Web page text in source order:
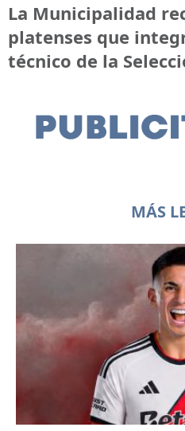
La Municipalidad
platenses que
técnico de la
MÁS